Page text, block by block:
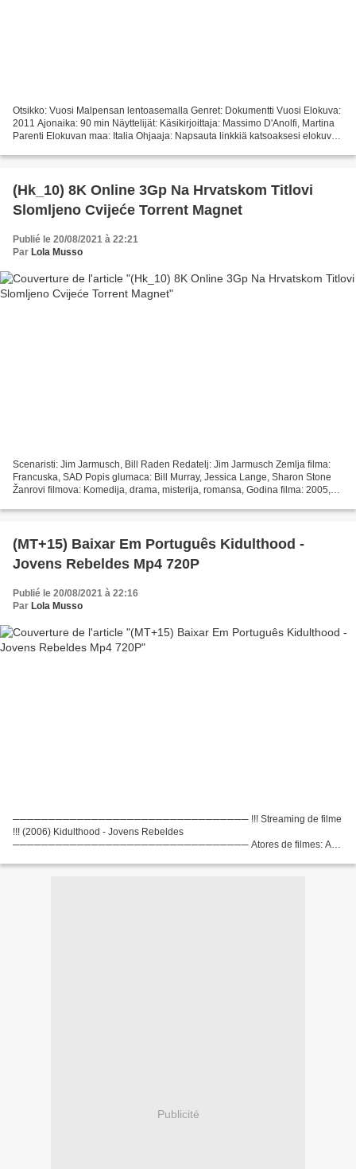
Otsikko: Vuosi Malpensan lentoasemalla Genret: Dokumentti Vuosi Elokuva:
2011 Ajonaika: 90 min Näyttelijät: Käsikirjoittaja: Massimo D'Anolfi, Martina
Parenti Elokuvan maa: Italia Ohjaaja: Napsauta linkkiä katsoaksesi elokuvan
(Hk_10) 8K Online 3Gp Na Hrvatskom Titlovi
Slomljeno Cvijeće Torrent Magnet
Publié le 20/08/2021 à 22:21
Par Lola Musso
Scenaristi: Jim Jarmusch, Bill Raden Redatelj: Jim Jarmusch Zemlja filma:
Francuska, SAD Popis glumaca: Bill Murray, Jessica Lange, Sharon Stone
Žanrovi filmova: Komedija, drama, misterija, romansa, Godina filma: 2005,
(MT+15) Baixar Em Português Kidulthood -
Jovens Rebeldes Mp4 720P
Publié le 20/08/2021 à 22:16
Par Lola Musso
───────────────────────────────── !!! Streaming de filme
!!! (2006) Kidulthood - Jovens Rebeldes
───────────────────────────────── Atores de filmes: Aml
Menhaj Huda Roteirista: Noel Clarke...
Publicité